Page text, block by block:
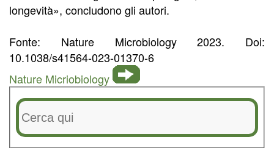
longevità», concludono gli autori.
Fonte: Nature Microbiology 2023. Doi:
10.1038/s41564-023-01370-6
Nature Micriobiology